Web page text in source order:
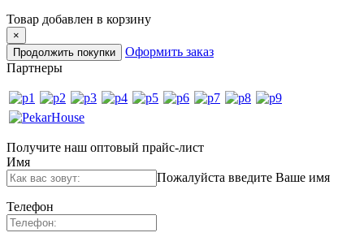
Товар добавлен в корзину
×
Продолжить покупки
Оформить заказ
Партнеры
Получите наш оптовый прайс-лист
Имя
Пожалуйста введите Ваше имя
Телефон